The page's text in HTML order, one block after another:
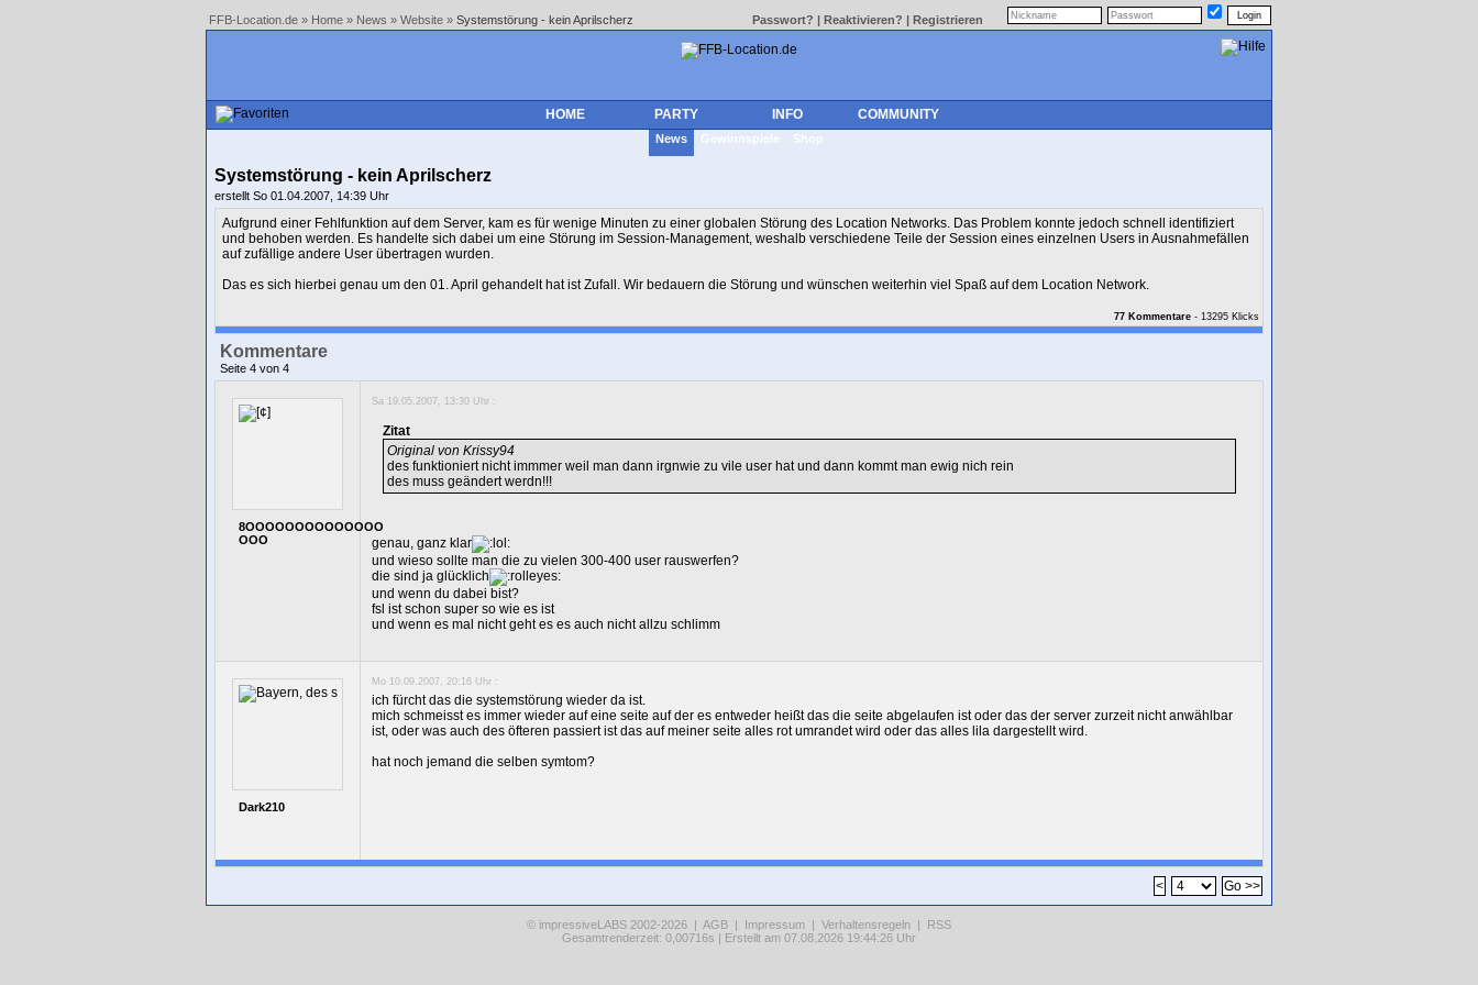
FFB-Location.de » Home » News » Website » Systemstörung - kein Aprilscherz Passwort? | Reaktivieren? | Registrieren
HOME PARTY INFO COMMUNITY
News Gewinnspiele Shop
Systemstörung - kein Aprilscherz
erstellt So 01.04.2007, 14:39 Uhr
Aufgrund einer Fehlfunktion auf dem Server, kam es für wenige Minuten zu einer globalen Störung des Location Networks. Das Problem konnte jedoch schnell identifiziert
und behoben werden. Es handelte sich dabei um eine Störung im Session-Management, weshalb verschiedene Teile der Session eines einzelnen Users in Ausnahmefällen
auf zufällige andere User übertragen wurden.
Das es sich hierbei genau um den 01. April gehandelt hat ist Zufall. Wir bedauern die Störung und wünschen weiterhin viel Spaß auf dem Location Network.
77 Kommentare - 13295 Klicks
Kommentare
Seite 4 von 4
8OOOOOOOOOOOOOO
OOO
Sa 19.05.2007, 13:30 Uhr :
Zitat
Original von Krissy94
des funktioniert nicht immmer weil man dann irgnwie zu vile user hat und dann kommt man ewig nich rein
des muss geändert werdn!!!
genau, ganz klar
und wieso sollte man die zu vielen 300-400 user rauswerfen?
die sind ja glücklich
und wenn du dabei bist?
fsl ist schon super so wie es ist
und wenn es mal nicht geht es es auch nicht allzu schlimm
Dark210
Mo 10.09.2007, 20:16 Uhr :
ich fürcht das die systemstörung wieder da ist.
mich schmeisst es immer wieder auf eine seite auf der es entweder heißt das die seite abgelaufen ist oder das der server zurzeit nicht anwählbar
ist, oder was auch des öfteren passiert ist das auf meiner seite alles rot umrandet wird oder das alles lila dargestellt wird.
hat noch jemand die selben symtom?
© impressiveLABS 2002-2026 | AGB | Impressum | Verhaltensregeln | RSS
Gesamtrenderzeit: 0,00716s | Erstellt am 07.08.2026 19:44:26 Uhr